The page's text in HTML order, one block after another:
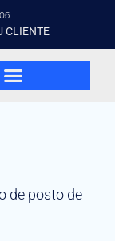
CLIENTE
de posto de